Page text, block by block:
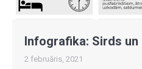
Infografika: Sirds
2 februāris, 2021